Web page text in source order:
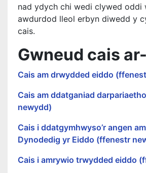
nad ydych chi wedi clywed oddi
awdurdod lleol erbyn diwedd y
cais.
Gwneud cais
Cais am drwydded eiddo
Cais am ddatganiad
newydd)
Cais i ddatgymhwyso’r angen
Dynodedig yr Eiddo (ffenestr
Cais i amrywio trwydded eiddo